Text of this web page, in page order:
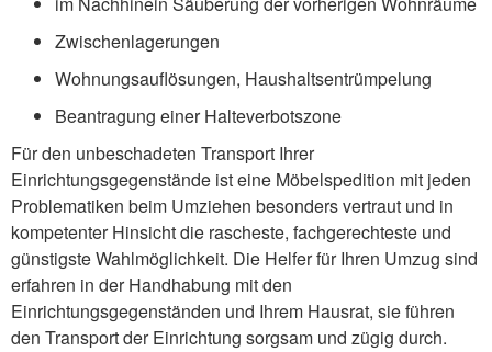
Zwischenlagerungen
Wohnungsauflösungen, Haushaltsentrümpelung
Beantragung einer Halteverbotszone
Für den unbeschadeten Transport Ihrer
Einrichtungsgegenstände ist eine Möbelspedition mit jeden
Problematiken beim Umziehen besonders vertraut und in
kompetenter Hinsicht die rascheste, fachgerechteste und
günstigste Wahlmöglichkeit. Die Helfer für Ihren Umzug sind
erfahren in der Handhabung mit den
Einrichtungsgegenständen und Ihrem Hausrat, sie führen
den Transport der Einrichtung sorgsam und zügig durch.